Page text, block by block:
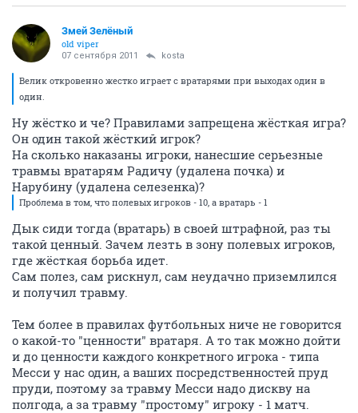
Змей Зелёный
old viper
07 сентября 2011 kosta
Велик откровенно жестко играет с вратарями при выходах один в
один.
Ну жёстко и че? Правилами запрещена жёсткая игра?
Он один такой жёсткий игрок?
На сколько наказаны игроки, нанесшие серьезные
травмы вратарям Радичу (удалена почка) и
Нарубину (удалена селезенка)?
Проблема в том, что полевых игроков - 10, а вратарь - 1
Дык сиди тогда (вратарь) в своей штрафной, раз ты
такой ценный. Зачем лезть в зону полевых игроков,
где жёсткая борьба идет.
Сам полез, сам рискнул, сам неудачно приземлился
и получил травму.
Тем более в правилах футбольных ниче не говорится
о какой-то "ценности" вратаря. А то так можно дойти
и до ценности каждого конкретного игрока - типа
Месси у нас один, а ваших посредственностей пруд
пруди, поэтому за травму Месси надо дискву на
полгода, а за травму "простому" игроку - 1 матч.